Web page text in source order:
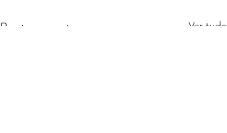
Posts recentes Ver tudo